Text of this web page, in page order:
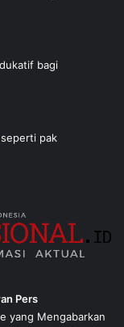
bagi
seperti pak
Pers
yang Mengabarkan